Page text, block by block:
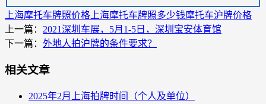
上海摩托车牌照价格上海摩托车牌照多少钱摩托车沪牌价格
上一篇： 2021深圳车展，5月1-5日，深圳宝安体育馆
下一篇： 外地人拍沪牌的条件要求？
相关文章
2025年2月上海拍牌时间（个人及单位）